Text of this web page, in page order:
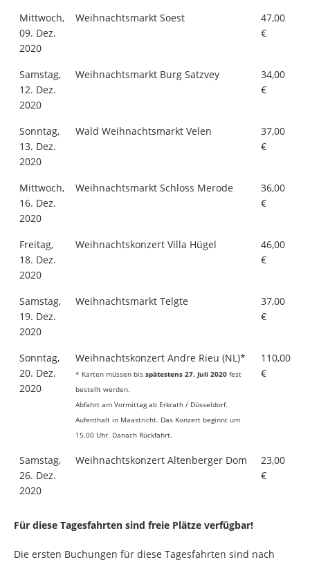
Mittwoch,
09. Dez.
2020
Weihnachtsmarkt Soest
47,00
€
Samstag,
12. Dez.
2020
Weihnachtsmarkt Burg Satzvey
34,00
€
Sonntag,
13. Dez.
2020
Wald Weihnachtsmarkt Velen
37,00
€
Mittwoch,
16. Dez.
2020
Weihnachtsmarkt Schloss Merode
36,00
€
Freitag,
18. Dez.
2020
Weihnachtskonzert Villa Hügel
46,00
€
Samstag,
19. Dez.
2020
Weihnachtsmarkt Telgte
37,00
€
Sonntag,
20. Dez.
2020
Weihnachtskonzert Andre Rieu (NL)*
* Karten müssen bis spätestens 27. Juli 2020 fest
bestellt werden.
Abfahrt am Vormittag ab Erkrath / Düsseldorf.
Aufenthalt in Maastricht. Das Konzert beginnt um
15.00 Uhr. Danach Rückfahrt.
110,00
€
Samstag,
26. Dez.
2020
Weihnachtskonzert Altenberger Dom
23,00
€
Für diese Tagesfahrten sind freie Plätze verfügbar!
Die ersten Buchungen für diese Tagesfahrten sind nach